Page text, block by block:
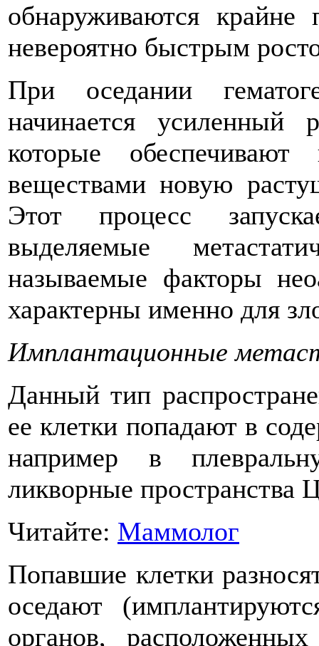
обнаруживаются
невероятно быстрым
При оседании
начинается усиленный
которые
веществами новую
Этот процесс
выделяемые
называемые факторы
характерны именно для
Имплантационные
Данный тип
ее клетки попадают в
например в
ликворные пространства
Читайте: Маммолог
Попавшие клетки
оседают
органов,